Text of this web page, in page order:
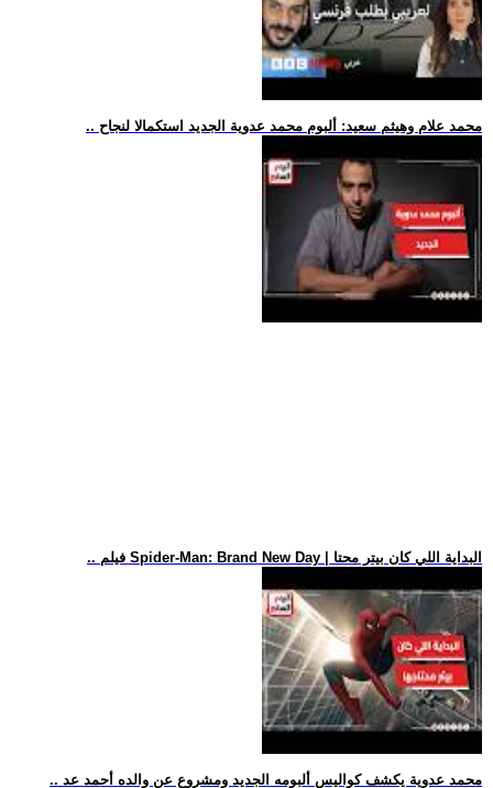
.. محمد علام وهيثم سعيد: ألبوم محمد عدوية الجديد استكمالا لنجاح
.. فيلم Spider-Man: Brand New Day | البداية اللي كان بيتر محتا
.. محمد عدوية يكشف كواليس ألبومه الجديد ومشروع عن والده أحمد عد